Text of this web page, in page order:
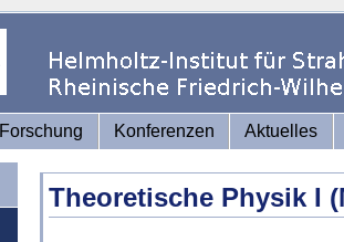
Forschung Konferenzen Aktuelles
Theoretische Physik I